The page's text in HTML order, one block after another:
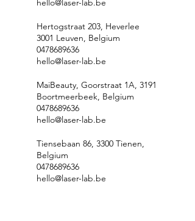
hello@laser-lab.be
Hertogstraat 203, Heverlee
3001 Leuven, Belgium
0478689636
hello@laser-lab.be
MaiBeauty, Goorstraat 1A, 3191
Boortmeerbeek, Belgium
0478689636
hello@laser-lab.be
Tiensebaan 86, 3300 Tienen,
Belgium
0478689636
hello@laser-lab.be